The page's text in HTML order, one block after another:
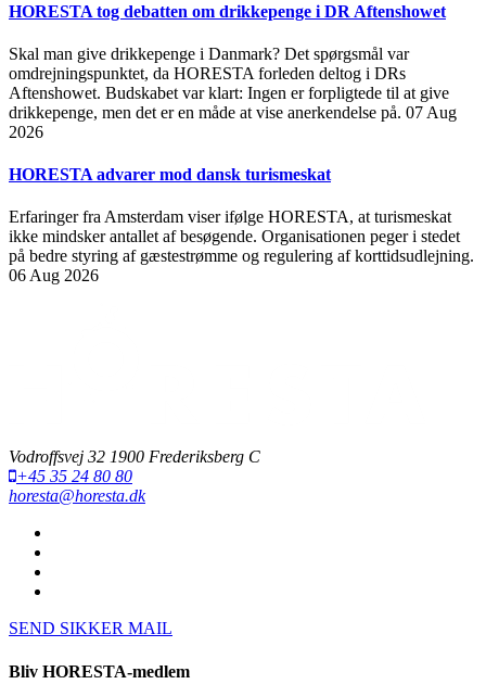
HORESTA tog debatten om drikkepenge i DR Aftenshowet
Skal man give drikkepenge i Danmark? Det spørgsmål var
omdrejningspunktet, da HORESTA forleden deltog i DRs
Aftenshowet. Budskabet var klart: Ingen er forpligtede til at give
drikkepenge, men det er en måde at vise anerkendelse på. 07 Aug
2026
HORESTA advarer mod dansk turismeskat
Erfaringer fra Amsterdam viser ifølge HORESTA, at turismeskat
ikke mindsker antallet af besøgende. Organisationen peger i stedet
på bedre styring af gæstestrømme og regulering af korttidsudlejning.
06 Aug 2026
Vodroffsvej 32 1900 Frederiksberg C
+45 35 24 80 80
horesta@horesta.dk
SEND SIKKER MAIL
Bliv HORESTA-medlem